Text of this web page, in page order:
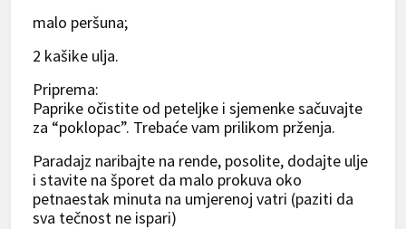
malo peršuna;
2 kašike ulja.
Priprema:
Paprike očistite od peteljke i sjemenke sačuvajte
za “poklopac”. Trebaće vam prilikom prženja.
Paradajz naribajte na rende, posolite, dodajte ulje
i stavite na šporet da malo prokuva oko
petnaestak minuta na umjerenoj vatri (paziti da
sva tečnost ne ispari)